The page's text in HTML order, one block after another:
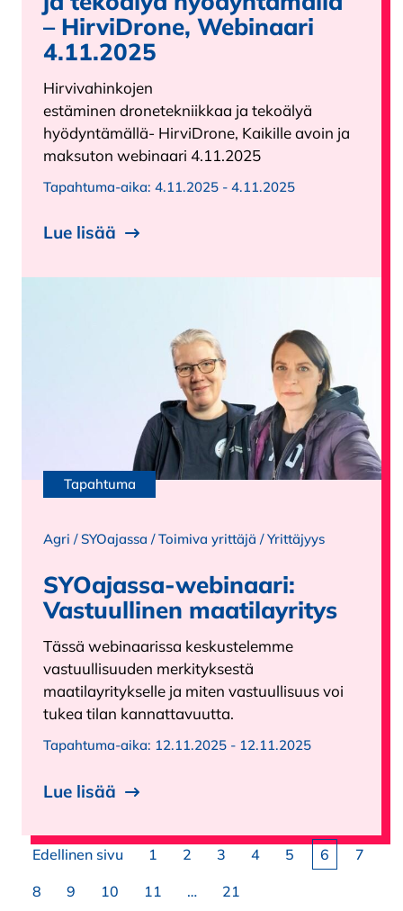
– HirviDrone, Webinaari
4.11.2025
Hirvivahinkojen
estäminen dronetekniikkaa ja tekoälyä
hyödyntämällä- HirviDrone, Kaikille avoin ja
maksuton webinaari 4.11.2025
Tapahtuma-aika: 4.11.2025 - 4.11.2025
Lue lisää
Tapahtuma
Agri /SYOajassa /Toimiva yrittäjä /Yrittäjyys
SYOajassa-webinaari:
Vastuullinen maatilayritys
Tässä webinaarissa keskustelemme
vastuullisuuden merkityksestä
maatilayritykselle ja miten vastuullisuus voi
tukea tilan kannattavuutta.
Tapahtuma-aika: 12.11.2025 - 12.11.2025
Lue lisää
Artikkelien sivutus
Edellinen sivu Sivu
1 Sivu
2 Sivu
3 Sivu
4 Sivu
5 Sivu
6 Sivu
7
Sivu
8 Sivu
9 Sivu
10 Sivu
11 … Sivu
21